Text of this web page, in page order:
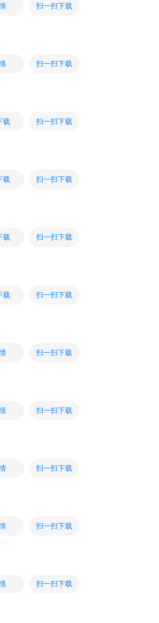
扫一扫下载
扫一扫下载
载 扫一扫下载
载 扫一扫下载
载 扫一扫下载
载 扫一扫下载
扫一扫下载
扫一扫下载
扫一扫下载
扫一扫下载
扫一扫下载